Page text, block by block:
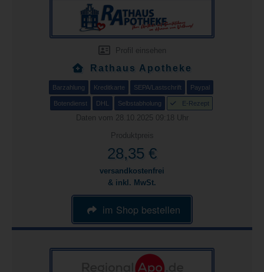
Profil einsehen
Rathaus Apotheke
Barzahlung Kreditkarte SEPA/Lastschrift Paypal
Botendienst DHL Selbstabholung E-Rezept
Daten vom 28.10.2025 09:18 Uhr
Produktpreis
28,35 €
versandkostenfrei
& inkl. MwSt.
im Shop bestellen